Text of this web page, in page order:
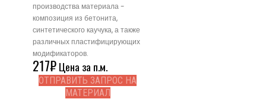
производства материала -
композиция из бетонита,
синтетического каучука, а также
различных пластифицирующих
модификаторов.
217₽Цена за п.м.
ОТПРАВИТЬ ЗАПРОС НА
МАТЕРИАЛ